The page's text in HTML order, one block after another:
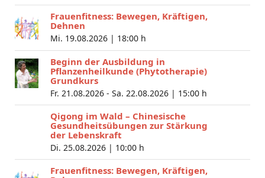
Frauenfitness: Bewegen, Kräftigen,
Dehnen
Mi. 19.08.2026 | 18:00 h
Beginn der Ausbildung in
Pflanzenheilkunde (Phytotherapie)
Grundkurs
Fr. 21.08.2026 - Sa. 22.08.2026 | 15:00 h
Qigong im Wald – Chinesische
Gesundheitsübungen zur Stärkung
der Lebenskraft
Di. 25.08.2026 | 10:00 h
Frauenfitness: Bewegen, Kräftigen,